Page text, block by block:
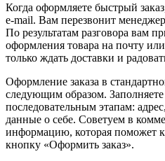
Когда оформляете быстрый
e-mail. Вам перезвонит
По результатам разговора вам
оформления товара на почту
только ждать доставки и
Оформление заказа в
следующим образом.
последовательным этапам:
данные о себе. Советуем в
информацию, которая поможет
кнопку «Оформить заказ».